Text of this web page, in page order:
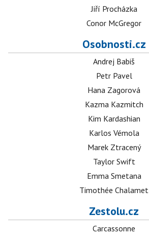
Jiří Procházka
Conor McGregor
Osobnosti.cz
Andrej Babiš
Petr Pavel
Hana Zagorová
Kazma Kazmitch
Kim Kardashian
Karlos Vémola
Marek Ztracený
Taylor Swift
Emma Smetana
Timothée Chalamet
Zestolu.cz
Carcassonne